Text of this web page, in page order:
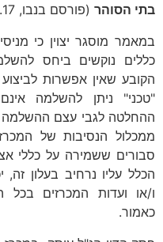
בתי הסוהר (פורסם בנבו, 21.12.17)
במאמר מוסגר יצוין כי
כללים נוקשים ביחס
הקובע שאין אפשרות
"טכני" ניתן להשלמה
ההחלטה לגבי עצם ההשלמה
ממכלול הנסיבות של
סבורים ששמירה על כללי
הכלל עליו נרחיב בעלון
ו/או ועדות המכרזים בכל
כאמור.